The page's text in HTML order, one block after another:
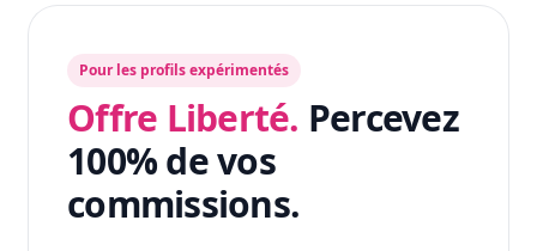
Pour les profils expérimentés
Offre Liberté. Percevez
100% de vos
commissions.